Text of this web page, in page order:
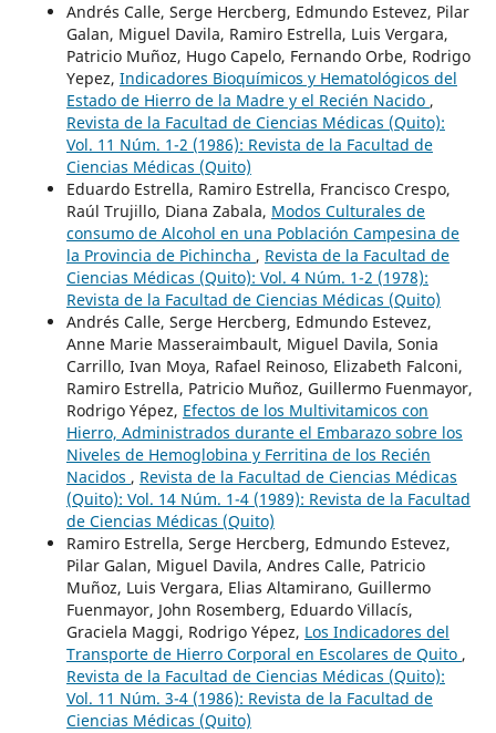
Andrés Calle, Serge Hercberg, Edmundo Estevez, Pilar
Galan, Miguel Davila, Ramiro Estrella, Luis Vergara,
Patricio Muñoz, Hugo Capelo, Fernando Orbe, Rodrigo
Yepez, Indicadores Bioquímicos y Hematológicos del
Estado de Hierro de la Madre y el Recién Nacido ,
Revista de la Facultad de Ciencias Médicas (Quito):
Vol. 11 Núm. 1-2 (1986): Revista de la Facultad de
Ciencias Médicas (Quito)
Eduardo Estrella, Ramiro Estrella, Francisco Crespo,
Raúl Trujillo, Diana Zabala, Modos Culturales de
consumo de Alcohol en una Población Campesina de
la Provincia de Pichincha , Revista de la Facultad de
Ciencias Médicas (Quito): Vol. 4 Núm. 1-2 (1978):
Revista de la Facultad de Ciencias Médicas (Quito)
Andrés Calle, Serge Hercberg, Edmundo Estevez,
Anne Marie Masseraimbault, Miguel Davila, Sonia
Carrillo, Ivan Moya, Rafael Reinoso, Elizabeth Falconi,
Ramiro Estrella, Patricio Muñoz, Guillermo Fuenmayor,
Rodrigo Yépez, Efectos de los Multivitamicos con
Hierro, Administrados durante el Embarazo sobre los
Niveles de Hemoglobina y Ferritina de los Recién
Nacidos , Revista de la Facultad de Ciencias Médicas
(Quito): Vol. 14 Núm. 1-4 (1989): Revista de la Facultad
de Ciencias Médicas (Quito)
Ramiro Estrella, Serge Hercberg, Edmundo Estevez,
Pilar Galan, Miguel Davila, Andres Calle, Patricio
Muñoz, Luis Vergara, Elias Altamirano, Guillermo
Fuenmayor, John Rosemberg, Eduardo Villacís,
Graciela Maggi, Rodrigo Yépez, Los Indicadores del
Transporte de Hierro Corporal en Escolares de Quito ,
Revista de la Facultad de Ciencias Médicas (Quito):
Vol. 11 Núm. 3-4 (1986): Revista de la Facultad de
Ciencias Médicas (Quito)